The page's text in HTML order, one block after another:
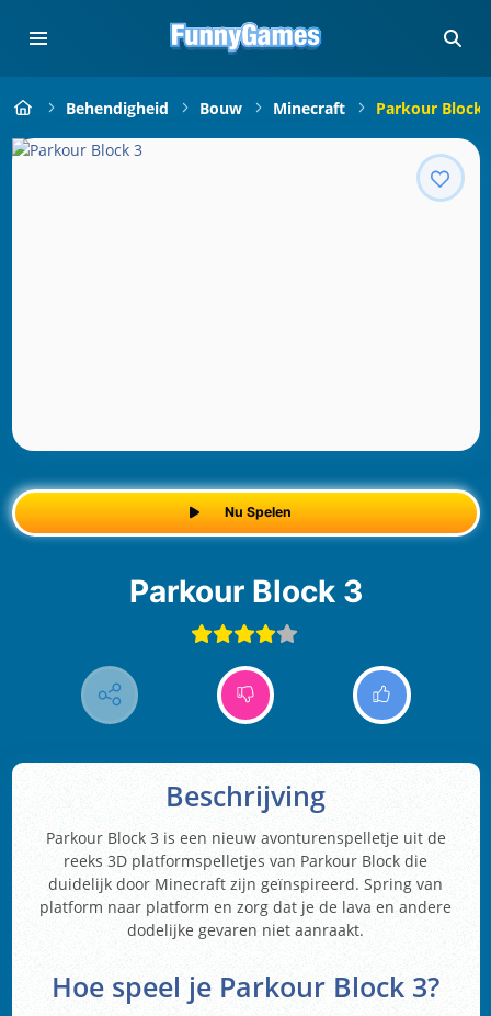
Behendigheid Bouw Minecraft Parkour Block
Nu Spelen
Parkour Block 3
Beschrijving
Parkour Block 3 is een nieuw avonturenspelletje uit de
reeks 3D platformspelletjes van Parkour Block die
duidelijk door Minecraft zijn geïnspireerd. Spring van
platform naar platform en zorg dat je de lava en andere
dodelijke gevaren niet aanraakt.
Hoe speel je Parkour Block 3?